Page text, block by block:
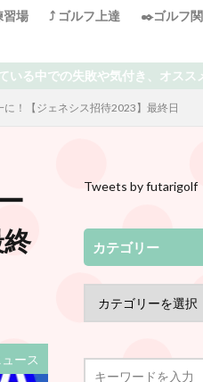
習場 ⤴️ ゴルフ上達 ✒️ゴルフ
メ、楽しめる情報を書いてい
！【ジェネシス招待2023】最終日
ュース
Tweets by futarigolf
カテゴリー